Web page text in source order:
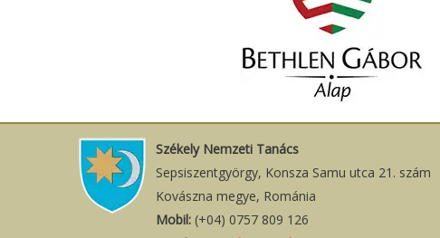
Székely Nemzeti Tanács
Sepsiszentgyörgy, Konsza Samu utca 21. szám
Kovászna megye, Románia
Mobil: (+04) 0757 809 126